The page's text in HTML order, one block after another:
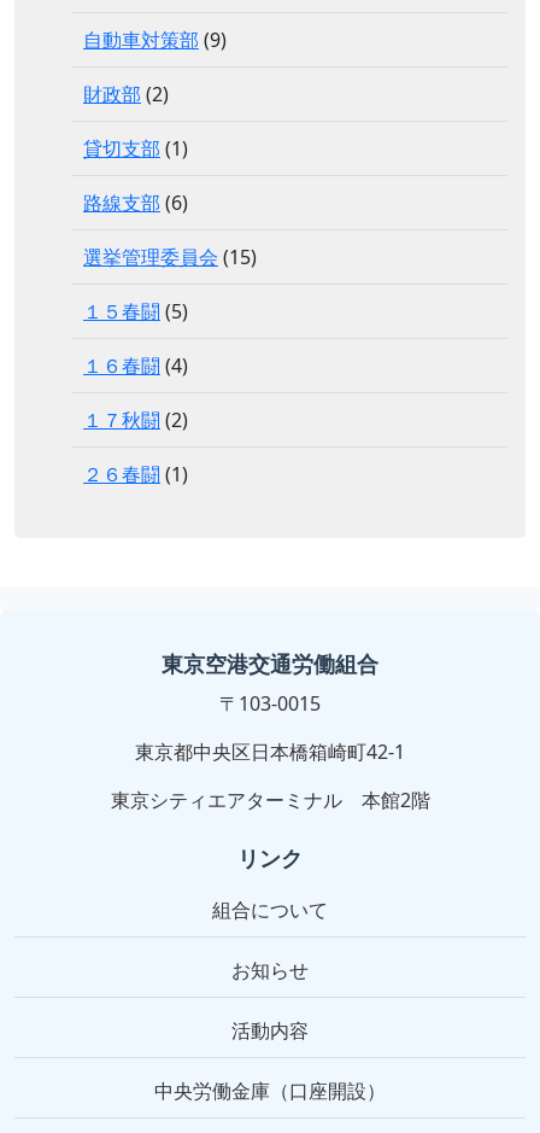
自動車対策部 (9)
財政部 (2)
貸切支部 (1)
路線支部 (6)
選挙管理委員会 (15)
１５春闘 (5)
１６春闘 (4)
１７秋闘 (2)
２６春闘 (1)
東京空港交通労働組合
〒103-0015
東京都中央区日本橋箱崎町42-1
東京シティエアターミナル 本館2階
リンク
組合について
お知らせ
活動内容
中央労働金庫（口座開設）